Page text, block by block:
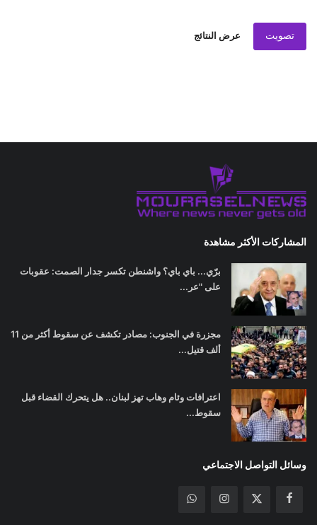
تصويت عرض النتائج
المشاركات الأكثر مشاهدة
برّي... باي باي؟ واشنطن تكسر جدار الصمت: عقوبات
على "عر...
مجزرة في الجنوب: مصادر تكشف عن سقوط أكثر من 11
ألف قتيل...
اعترافات وئام وهاب تهز لبنان.. هل يتحرك القضاء قبل
سقوط...
وسائل التواصل الاجتماعي